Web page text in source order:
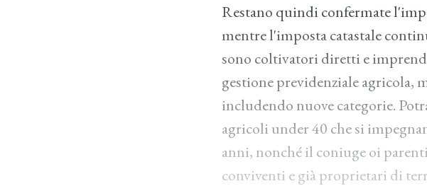
Restano quindi confermate
mentre l'imposta catastale
sono coltivatori diretti e
gestione previdenziale agricola,
includendo nuove categorie.
agricoli under 40 che si
anni, nonché il coniuge oi
conviventi e già proprietari di